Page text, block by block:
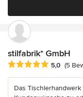
stilfabrik* GmbH
Durchschnittliche
5,0 (5
Das